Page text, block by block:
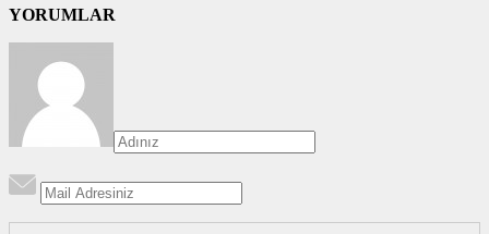
YORUMLAR